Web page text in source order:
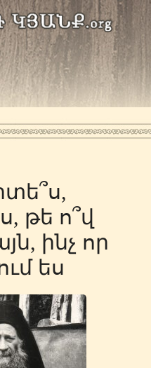
թե ո՞վ
ինչ որ
ես